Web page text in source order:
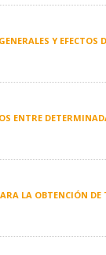
Y
ENTRE
LA OBTENCIÓN